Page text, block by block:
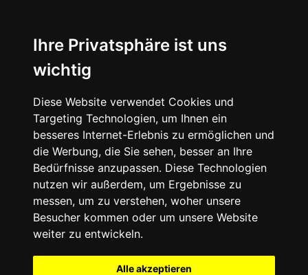
Ihre Privatsphäre ist uns
wichtig
Diese Website verwendet Cookies und
Targeting Technologien, um Ihnen ein
besseres Internet-Erlebnis zu ermöglichen und
die Werbung, die Sie sehen, besser an Ihre
Bedürfnisse anzupassen. Diese Technologien
nutzen wir außerdem, um Ergebnisse zu
messen, um zu verstehen, woher unsere
Besucher kommen oder um unsere Website
weiter zu entwickeln.
Alle akzeptieren